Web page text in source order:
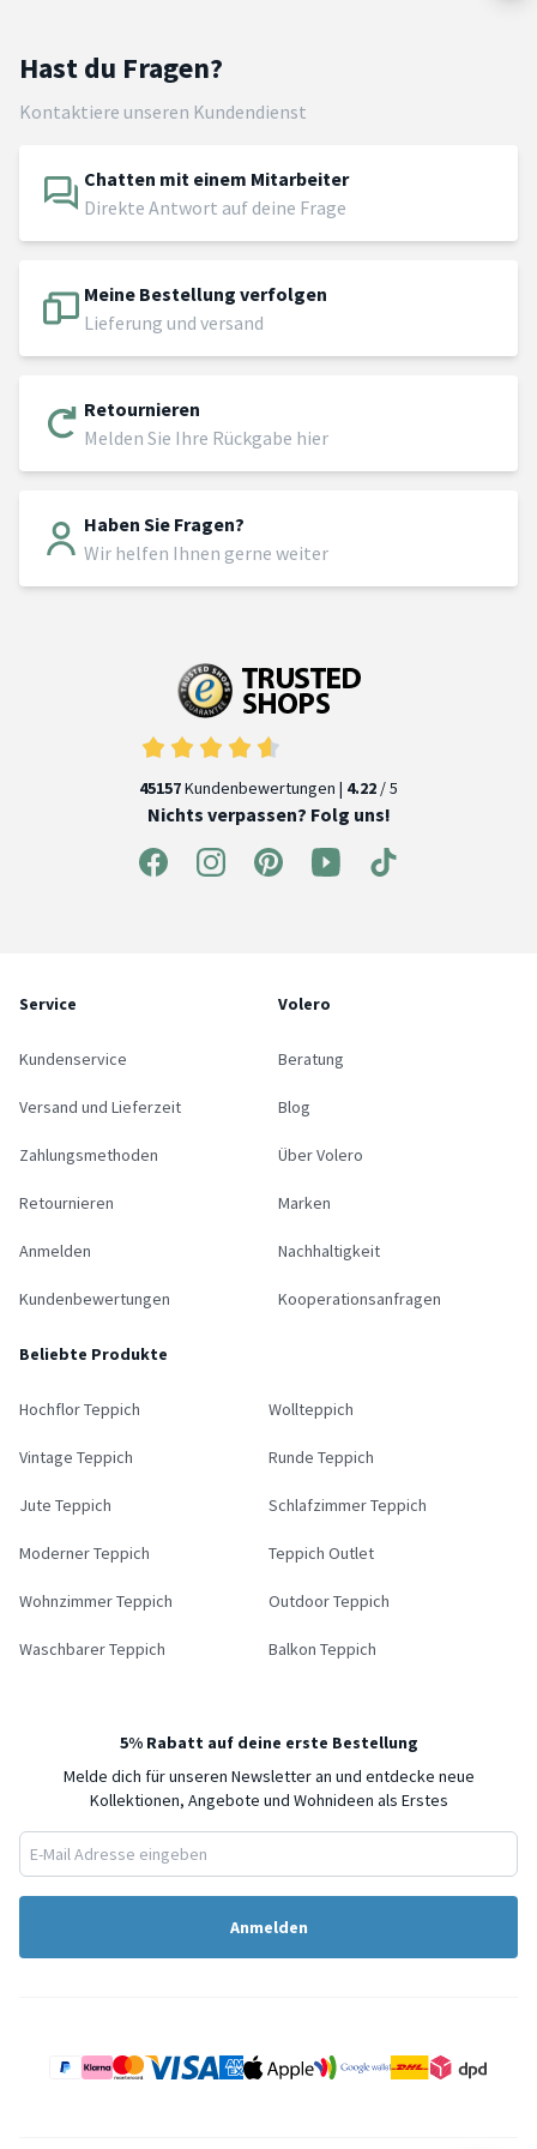
Hast du Fragen?
Kontaktiere unseren Kundendienst
Chatten mit einem Mitarbeiter
Direkte Antwort auf deine Frage
Meine Bestellung verfolgen
Lieferung und versand
Retournieren
Melden Sie Ihre Rückgabe hier
Haben Sie Fragen?
Wir helfen Ihnen gerne weiter
45157Kundenbewertungen | 4.22 / 5
Nichts verpassen? Folg uns!
Service
Kundenservice
Versand und Lieferzeit
Zahlungsmethoden
Retournieren
Anmelden
Kundenbewertungen
Volero
Beratung
Blog
Über Volero
Marken
Nachhaltigkeit
Kooperationsanfragen
Beliebte Produkte
Hochflor Teppich Wollteppich
Vintage Teppich Runde Teppich
Jute Teppich Schlafzimmer Teppich
Moderner Teppich Teppich Outlet
Wohnzimmer Teppich Outdoor Teppich
Waschbarer Teppich Balkon Teppich
5% Rabatt auf deine erste Bestellung
Melde dich für unseren Newsletter an und entdecke neue
Kollektionen, Angebote und Wohnideen als Erstes
Anmelden